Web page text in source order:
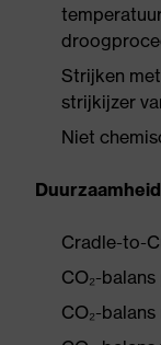
Strijken
strijkijzer
Niet
Duurzaamheid
Cradle-to-
CO₂-
CO₂-